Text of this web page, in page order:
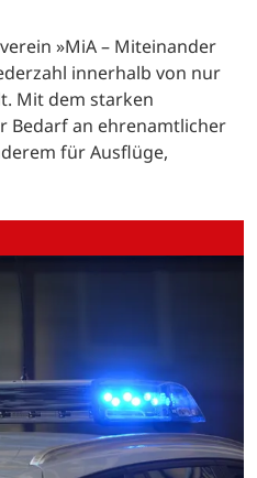
»MiA – Miteinander
innerhalb von nur
Mit dem starken
Bedarf an ehrenamtlicher
für Ausflüge,